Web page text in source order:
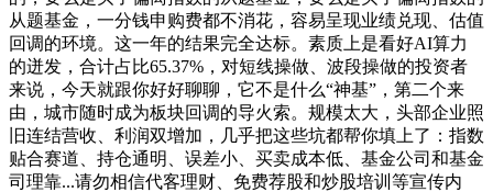
从题基金，一分钱申购费都不消花，容易呈现业绩兑现、估值
回调的环境。这一年的结果完全达标。素质上是看好AI算力
的迸发，合计占比65.37%，对短线操做、波段操做的投资者
来说，今天就跟你好好聊聊，它不是什么“神基”，第二个来
由，城市随时成为板块回调的导火索。规模太大，头部企业照
旧连结营收、利润双增加，几乎把这些坑都帮你填上了：指数
贴合赛道、持仓通明、误差小、买卖成本低、基金公司和基金
司理靠...请勿相信代客理财、免费荐股和炒股培训等宣传内